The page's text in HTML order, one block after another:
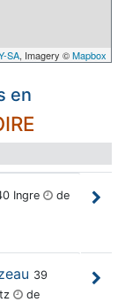
SA, Imagery ©Mapbox
en
Ingre
de
39
de